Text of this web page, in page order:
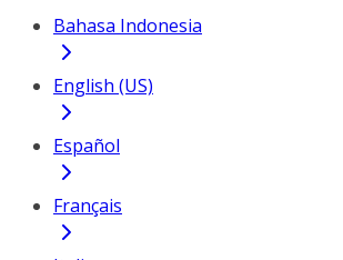
Bahasa Indonesia
English (US)
Español
Français